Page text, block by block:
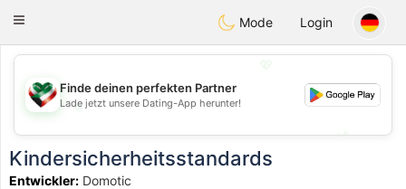
KuwaitChat
Toggle
Mode Login
💖
💕
Finde deinen perfekten Partner
Lade jetzt unsere Dating-App herunter!
Kindersicherheitsstandards
Entwickler: Domotic